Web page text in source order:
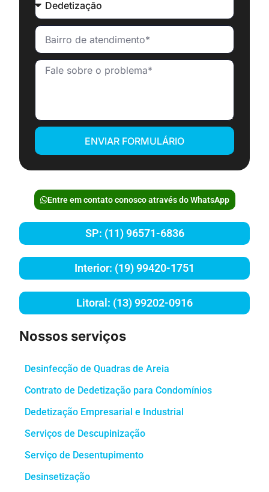
ENVIAR FORMULÁRIO
Entre em contato conosco através do WhatsApp
SP: (11) 96571-6836
Interior: (19) 99420-1751
Litoral: (13) 99202-0916
Nossos serviços
Desinfecção de Quadras de Areia
Contrato de Dedetização para Condomínios
Dedetização Empresarial e Industrial
Serviços de Descupinização
Serviço de Desentupimento
Desinsetização